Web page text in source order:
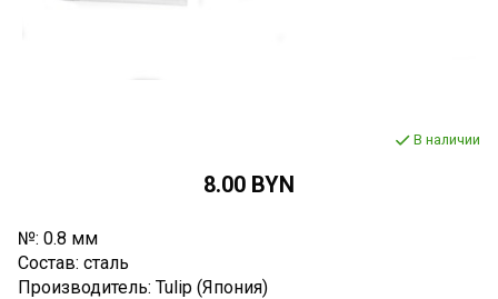
В наличии
8.00 BYN
№: 0.8 мм
Состав: сталь
Производитель: Tulip (Япония)